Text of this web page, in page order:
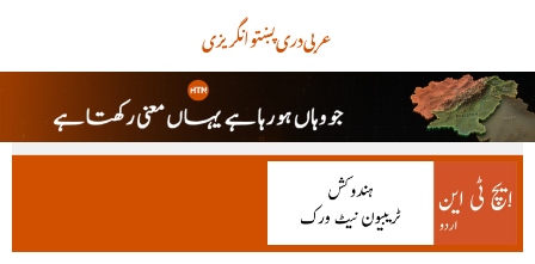
انگریزیپښتودریعربی